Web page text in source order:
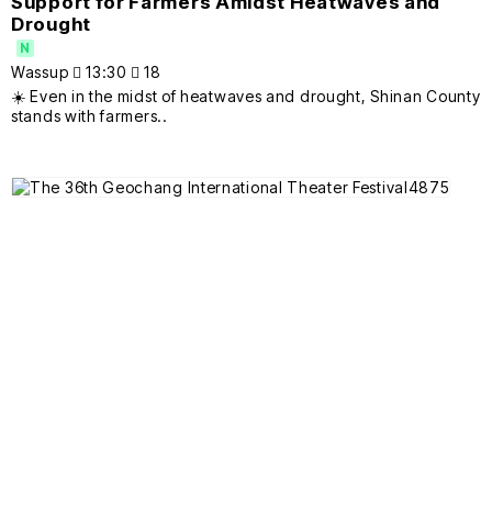
Drought
N
Wassup 13:30
18
☀️ Even in the midst of heatwaves and drought, Shinan County
stands with farmers..